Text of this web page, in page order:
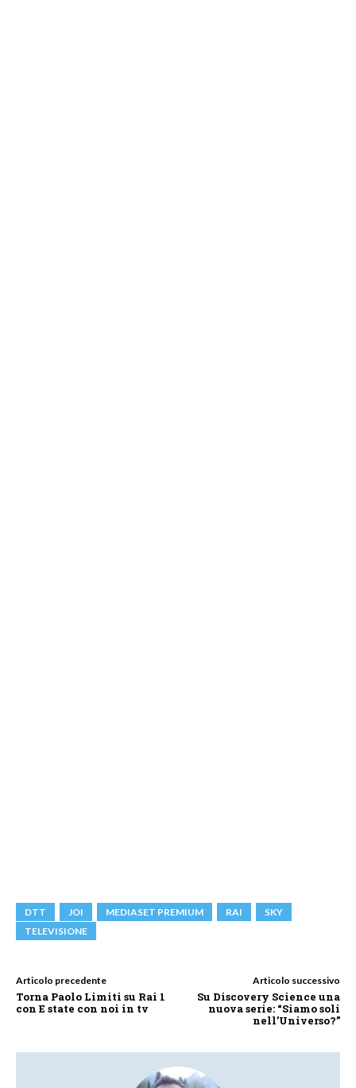
DTT JOI MEDIASET PREMIUM RAI
SKY
TELEVISIONE
Articolo precedente
Torna Paolo Limiti su Rai 1
con E state con noi in tv
Articolo successivo
Su Discovery Science una
nuova serie: “Siamo soli
nell’Universo?”